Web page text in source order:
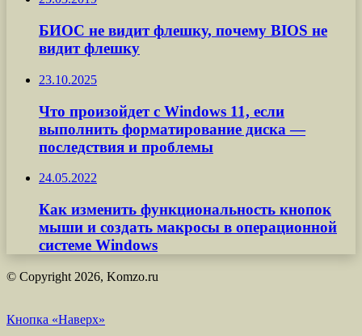
БИОС не видит флешку, почему BIOS не
видит флешку
23.10.2025
Что произойдет с Windows 11, если
выполнить форматирование диска —
последствия и проблемы
24.05.2022
Как изменить функциональность кнопок
мыши и создать макросы в операционной
системе Windows
© Copyright 2026, Komzo.ru
Кнопка «Наверх»